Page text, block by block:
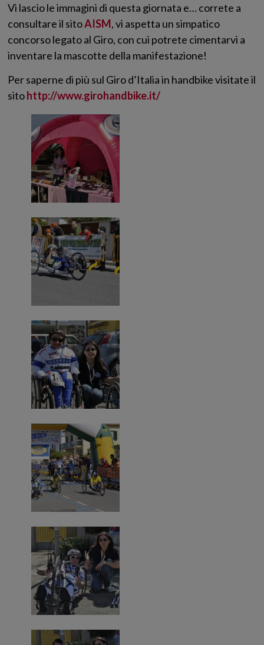
Vi lascio le immagini di questa giornata e… correte a
consultare il sitoAISM, vi aspetta un simpatico
concorso legato al Giro, con cui potrete cimentarvi a
inventare la mascotte della manifestazione!
Per saperne di più sul Giro d’Italia in handbike visitate il
sitohttp://www.girohandbike.it/